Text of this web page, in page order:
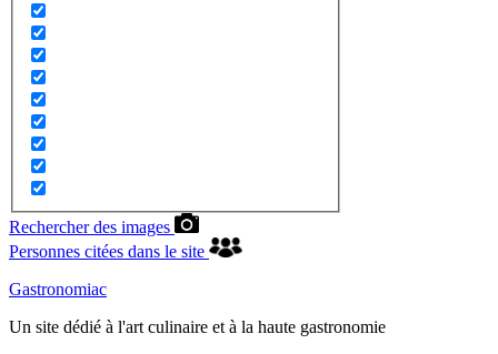
Rechercher des images
Personnes citées dans le site
Gastronomiac
Un site dédié à l'art culinaire et à la haute gastronomie